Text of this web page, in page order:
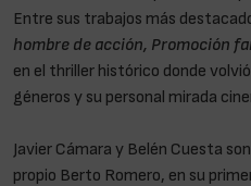
Entre sus trabajos más
hombre de acción, Promoción
en el thriller histórico donde
géneros y su personal mirada
Javier Cámara y Belén Cuesta
propio Berto Romero, en su